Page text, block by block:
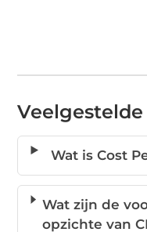
Wat is Cost
Wat zijn de
opzichte van